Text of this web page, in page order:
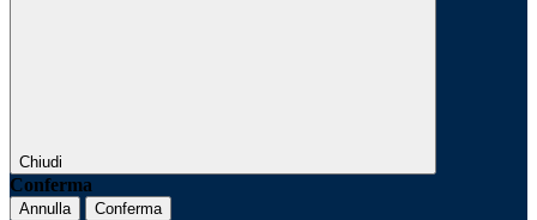
Chiudi
Conferma
Annulla Conferma